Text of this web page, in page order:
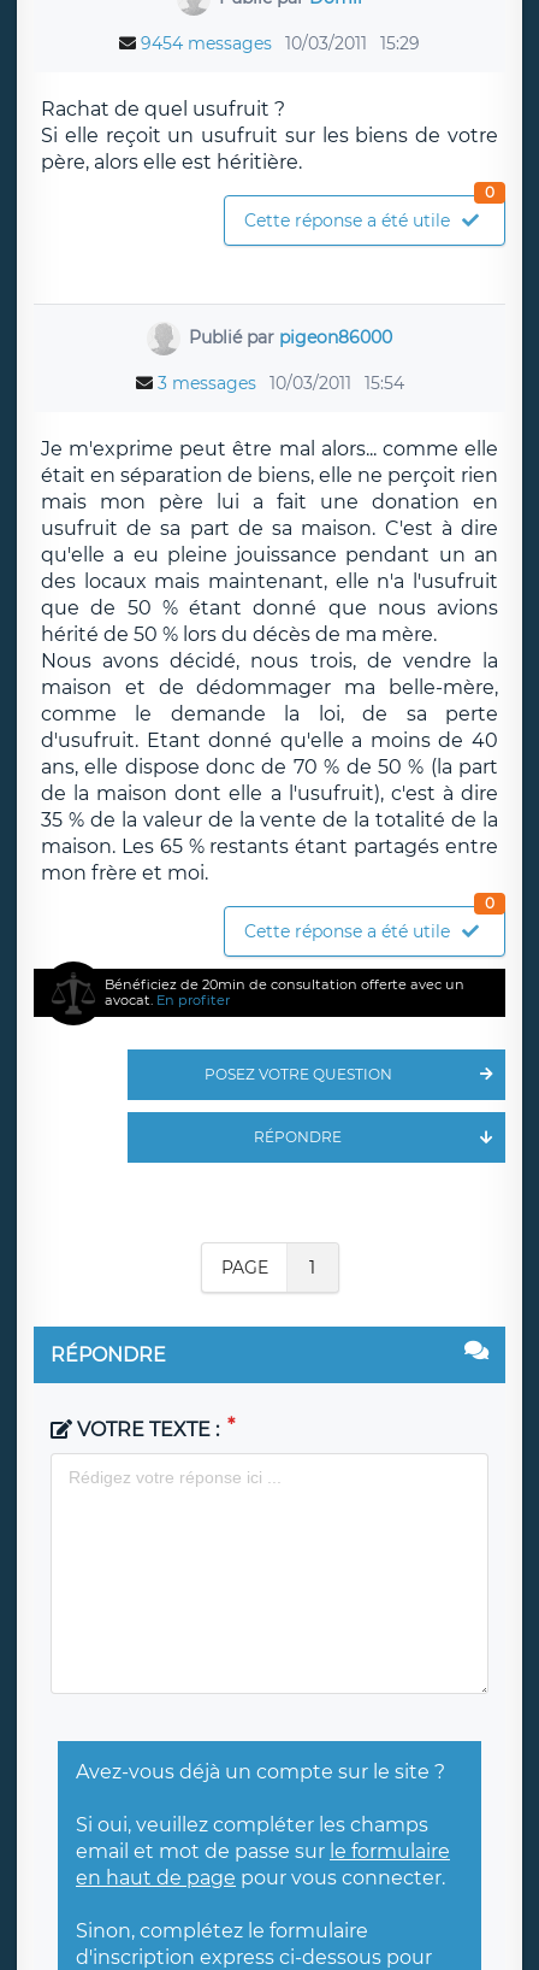
9454 messages 10/03/2011 15:29
Rachat de quel usufruit ?
Si elle reçoit un usufruit sur les biens de votre
père, alors elle est héritière.
Cette réponse a été utile
0
Publié par pigeon86000
3 messages 10/03/2011 15:54
Je m'exprime peut être mal alors... comme elle
était en séparation de biens, elle ne perçoit rien
mais mon père lui a fait une donation en
usufruit de sa part de sa maison. C'est à dire
qu'elle a eu pleine jouissance pendant un an
des locaux mais maintenant, elle n'a l'usufruit
que de 50 % étant donné que nous avions
hérité de 50 % lors du décès de ma mère.
Nous avons décidé, nous trois, de vendre la
maison et de dédommager ma belle-mère,
comme le demande la loi, de sa perte
d'usufruit. Etant donné qu'elle a moins de 40
ans, elle dispose donc de 70 % de 50 % (la part
de la maison dont elle a l'usufruit), c'est à dire
35 % de la valeur de la vente de la totalité de la
maison. Les 65 % restants étant partagés entre
mon frère et moi.
Cette réponse a été utile
0
Bénéficiez de 20min de consultation offerte avec un
avocat. En profiter
POSEZ VOTRE QUESTION
RÉPONDRE
PAGE 1
RÉPONDRE
VOTRE TEXTE :
Avez-vous déjà un compte sur le site ?
Si oui, veuillez compléter les champs
email et mot de passe sur le formulaire
en haut de page pour vous connecter.
Sinon, complétez le formulaire
d'inscription express ci-dessous pour